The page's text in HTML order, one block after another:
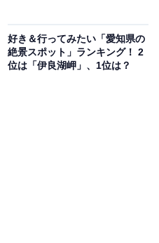
好き＆行ってみたい「愛知県の
絶景スポット」ランキング！ 2
位は「伊良湖岬」、1位は？